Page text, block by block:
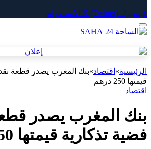
فيسبوك X (Twitter) الانستغرام
الرئيسية» اقتصاد»بنك المغرب يصدر قطعة
قيمتها 250 درهم
اقتصاد
بنك المغرب يصدر
فضية تذكارية قيمتها 250 درهم